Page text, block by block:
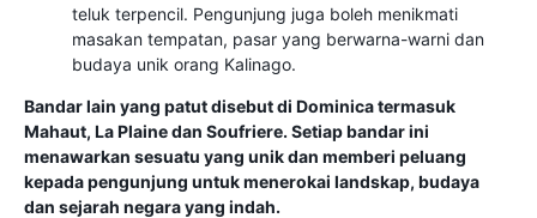
teluk terpencil. Pengunjung juga boleh menikmati
masakan tempatan, pasar yang berwarna-warni dan
budaya unik orang Kalinago.
Bandar lain yang patut disebut di Dominica termasuk
Mahaut, La Plaine dan Soufriere. Setiap bandar ini
menawarkan sesuatu yang unik dan memberi peluang
kepada pengunjung untuk menerokai landskap, budaya
dan sejarah negara yang indah.